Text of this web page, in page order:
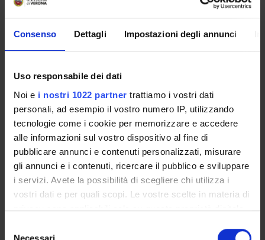
Consenso Dettagli Impostazioni degli annunci
Uso responsabile dei dati
Noi e i nostri 1022 partner trattiamo i vostri dati
personali, ad esempio il vostro numero IP, utilizzando
tecnologie come i cookie per memorizzare e accedere
alle informazioni sul vostro dispositivo al fine di
pubblicare annunci e contenuti personalizzati, misurare
gli annunci e i contenuti, ricercare il pubblico e sviluppare
i servizi. Avete la possibilità di scegliere chi utilizza i
vostri dati e per quali scopi. Le vostre scelte in materia di
privacy sono applicabili solo su questa proprietà digitale
modificare o revocare il proprio consenso in qualsiasi
Mauro Tescaro
Professore associato (Dipartimento Scienze Giuridiche)
Federico Brunetti
Professore associato (Dipartimento Scienze Giuridiche)
Stefano Catalano
Professore ordinario (Dipartimento Scienze Giuridiche)
Giampietro Ferri
Professore ordinario (Dipartimento Scienze Giuridiche)
Sylvain Giovanni Nadalet
Ricercatore (Dipartimento Scienze Giuridiche)
Francesca Ragno
Professore di altro ateneo (Dipartimento Scienze Giuridiche)
Sara Scola